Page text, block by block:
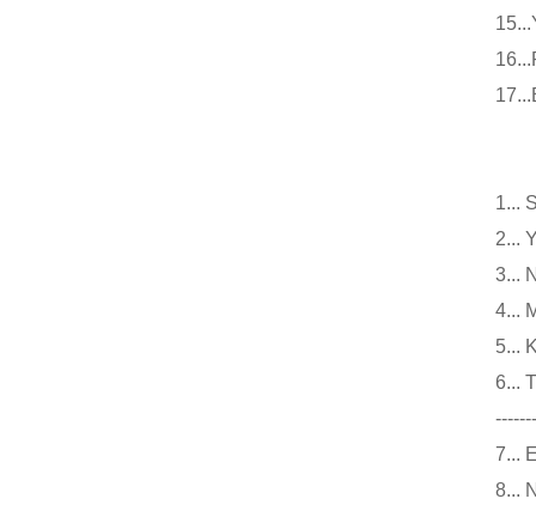
1...
2...
3...
4...
5...
6...
7...
8...